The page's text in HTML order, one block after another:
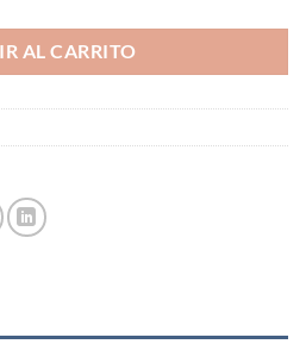
AL CARRITO